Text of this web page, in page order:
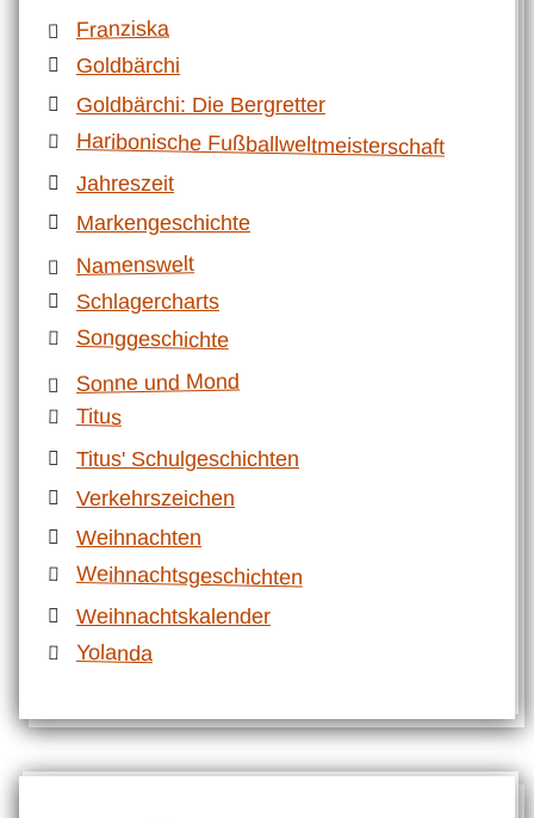
Franziska
Goldbärchi
Goldbärchi: Die Bergretter
Haribonische Fußballweltmeisterschaft
Jahreszeit
Markengeschichte
Namenswelt
Schlagercharts
Songgeschichte
Sonne und Mond
Titus
Titus' Schulgeschichten
Verkehrszeichen
Weihnachten
Weihnachtsgeschichten
Weihnachtskalender
Yolanda